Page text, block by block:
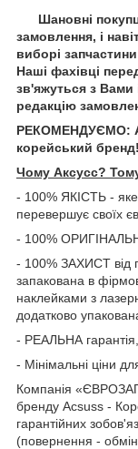
Шановні
замовлення, і
виборі
Наші фахівці
зв'яжуться з Вами
редакцію
РЕКОМЕНДУЄМО:
корейський бренд!
Чому Aксусс?
- 100% ЯКІСТЬ - яке
перевершує своїх
- 100%
- 100% ЗАХИСТ від
запакована в
наклейками з
додатково
- РЕАЛЬНА
- Мінімальні ціни
Компанія
бренду Acsuss -
гарантійних
(повернення - обмін